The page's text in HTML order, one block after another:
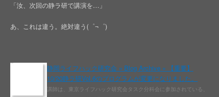
「汝、次回の静ラ研で講演を…」
あ、これは違う。絶対違う(゜¬゜)
静岡ライフハック研究会 » Blog Archive » 【重要】
10/20静ラ研Vol.6のプログラムが変更になりました。
講師は、東京ライフハック研究会タスク分科会に参加されている、